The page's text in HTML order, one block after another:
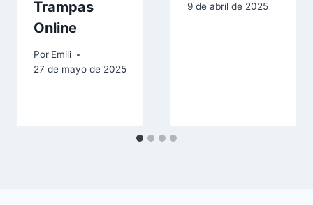
Trampas
Online
Por Emili
27 de mayo de 2025
9 de abril de 2025